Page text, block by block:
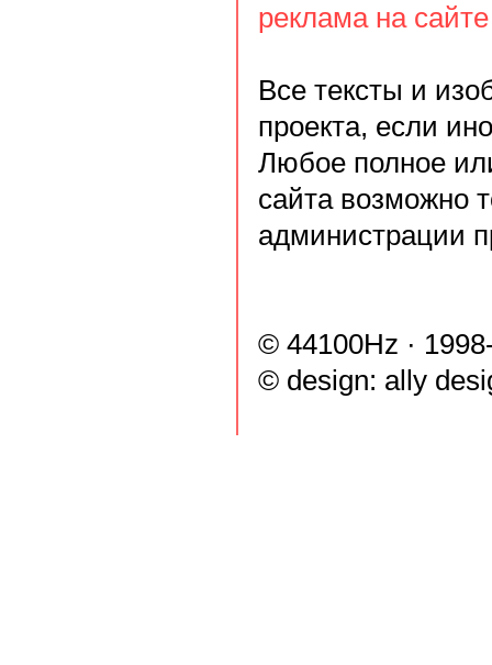
реклама на сайте
Все тексты и
проекта, если
Любое полное
сайта возможно
администрации
© 44100Hz ·
© design: ally